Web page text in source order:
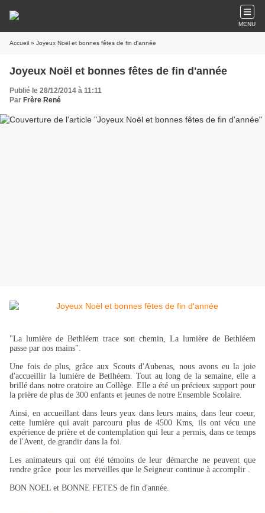
MENU
Accueil » Joyeux Noël et bonnes fêtes de fin d'année
Joyeux Noël et bonnes fêtes de fin d'année
Publié le 28/12/2014 à 11:11
Par Frère René
"La lumière de Bethléem trace son chemin, La lumière de Bethléem
passe par nos mains".
Une fois de plus, grâce aux Scouts d'Aubenas, nous avons eu la joie
d'accueillir la lumière de Betlhéem. Tout au long de la semaine, elle a
brillé dans notre oratoire au Collège. Elle a été un précieux support pour
la prière de plus de 300 enfants et jeunes de notre Ensemble Scolaire.
Ainsi, en accueillant dans leurs yeux dans leurs mains, dans leur coeur,
cette lumière qui avait parcouru plus de 4500 Kms, ils ont vécu une
expérience de prière et de contemplation qui leur a permis, dans ce temps
de l'Avent, de grandir dans la foi.
Les animateurs qui ont été témoins de leur démarche ne peuvent que
rendre grâce pour les merveilles que le Seigneur continue à accomplir .
BON NOEL et BONNE FETES de fin d'année.